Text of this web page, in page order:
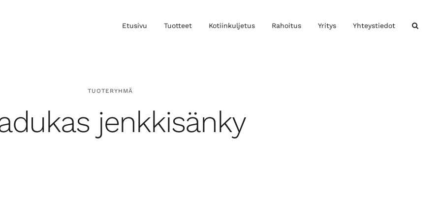
Etusivu Tuotteet Kotiinkuljetus Rahoitus Yritys Yhteystiedot
TUOTERYHMÄ
jenkkisänky